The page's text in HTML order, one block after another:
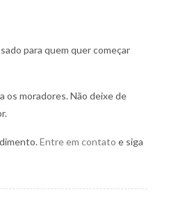
para quem quer começar
os moradores. Não deixe de
Entre em contato e siga